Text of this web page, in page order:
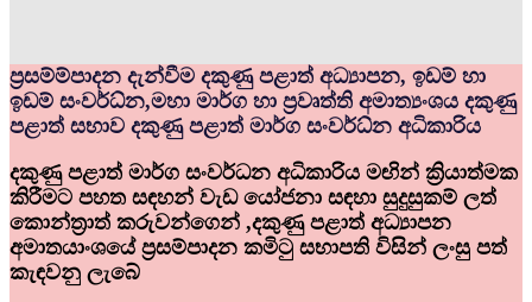
ප්‍රසම්ම්පාදන දැන්වීම දකුණු පළාත් අධ්‍යාපන, ඉඩම් හා
ඉඩම් සංවර්ධ්‍න,මහා මාර්ග හා ප්‍රවෘත්ති අමාත්‍යංශය දකුණු
පළාත් සභාව දකුණු පළාත් මාර්ග සංවර්ධ්‍න අධිකාරිය
දකුණු පළාත් මාර්ග සංවර්ධන අධිකාරිය මඟින් ක්‍රියාත්මක
කිරීමට පහත සඳහන් වැඩ යෝජනා සඳහා සුදුසුකම් ලත්
කොන්ත්‍රාත් කරුවන්ගෙන් ,දකුණු පළාත් අධ්‍යාපන
අමාතයාංශයේ ප්‍රසම්පාදන කමිටු සභාපති විසින් ලංසු පත්
කැඳවනු ලැබේ